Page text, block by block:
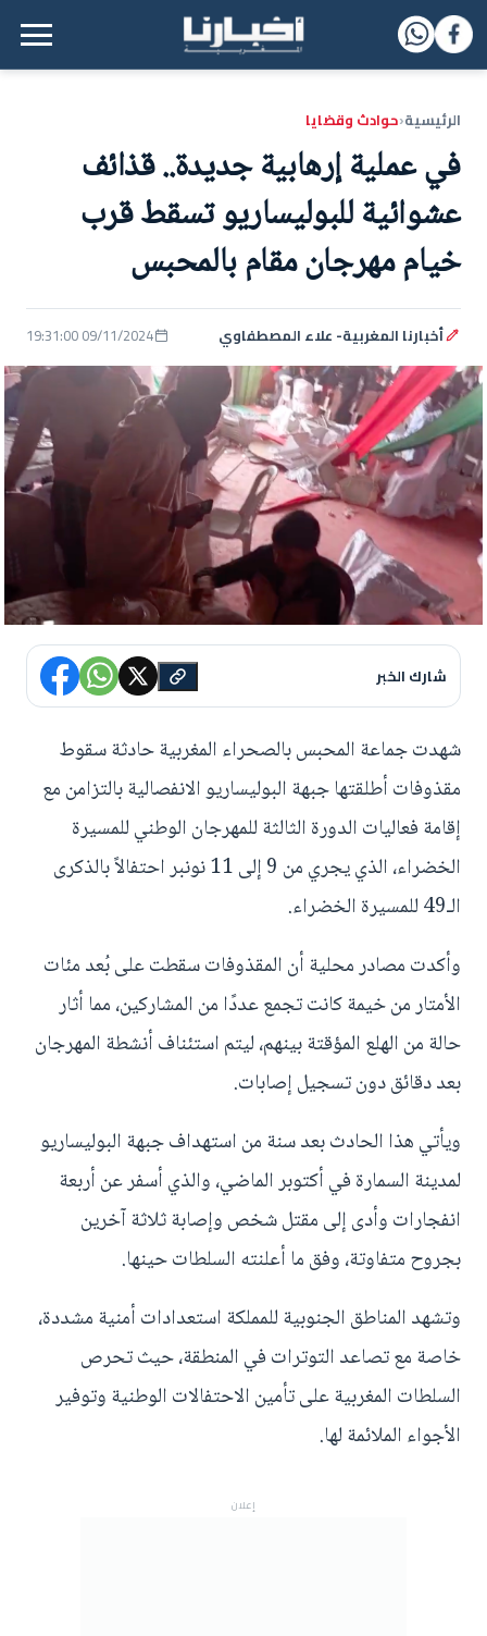
القائمة الرئيسية
الرئيسية‹حوادث وقضايا
في عملية إرهابية جديدة.. قذائف
عشوائية للبوليساريو تسقط قرب
خيام مهرجان مقام بالمحبس
أخبارنا المغربية- علاء المصطفاوي 09/11/2024 19:31:00
شارك الخبر
شهدت جماعة المحبس بالصحراء المغربية حادثة سقوط
مقذوفات أطلقتها جبهة البوليساريو الانفصالية بالتزامن مع
إقامة فعاليات الدورة الثالثة للمهرجان الوطني للمسيرة
الخضراء، الذي يجري من 9 إلى 11 نونبر احتفالاً بالذكرى
الـ49 للمسيرة الخضراء.
وأكدت مصادر محلية أن المقذوفات سقطت على بُعد مئات
الأمتار من خيمة كانت تجمع عددًا من المشاركين، مما أثار
حالة من الهلع المؤقتة بينهم، ليتم استئناف أنشطة المهرجان
بعد دقائق دون تسجيل إصابات.
ويأتي هذا الحادث بعد سنة من استهداف جبهة البوليساريو
لمدينة السمارة في أكتوبر الماضي، والذي أسفر عن أربعة
انفجارات وأدى إلى مقتل شخص وإصابة ثلاثة آخرين
بجروح متفاوتة، وفق ما أعلنته السلطات حينها.
وتشهد المناطق الجنوبية للمملكة استعدادات أمنية مشددة،
خاصة مع تصاعد التوترات في المنطقة، حيث تحرص
السلطات المغربية على تأمين الاحتفالات الوطنية وتوفير
الأجواء الملائمة لها.
إعلان